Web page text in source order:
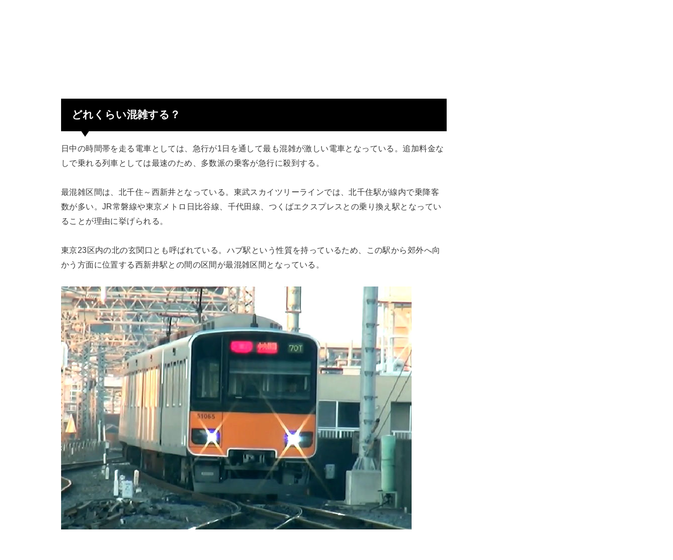
どれくらい混雑する？
日中の時間帯を走る電車としては、急行が1日を通して最も混雑が激しい電車となっている。追加料金な
しで乗れる列車としては最速のため、多数派の乗客が急行に殺到する。
最混雑区間は、北千住～西新井となっている。東武スカイツリーラインでは、北千住駅が線内で乗降客
数が多い。JR常磐線や東京メトロ日比谷線、千代田線、つくばエクスプレスとの乗り換え駅となってい
ることが理由に挙げられる。
東京23区内の北の玄関口とも呼ばれている。ハブ駅という性質を持っているため、この駅から郊外へ向
かう方面に位置する西新井駅との間の区間が最混雑区間となっている。